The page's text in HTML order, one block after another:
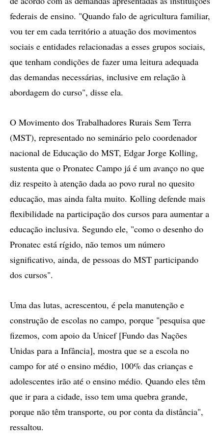
federais de ensino. "Quando falo de agricultura familiar,
vou ter em cada território a atuação dos movimentos
sociais e entidades relacionadas a esses grupos sociais,
que tenham condições de fazer uma leitura adequada
das demandas necessárias, inclusive em relação à
abordagem do curso", disse ela.
O Movimento dos Trabalhadores Rurais Sem Terra
(MST), representado no seminário pelo coordenador
nacional de Educação do MST, Edgar Jorge Kolling,
sustenta que o Pronatec Campo já é um avanço no que
diz respeito à atenção dada ao povo rural no quesito
educação, mas ainda falta muito. Kolling defende mais
flexibilidade na participação dos cursos para aumentar a
educação inclusiva. Segundo ele, "como o desenho do
Pronatec está rígido, não temos um número
significativo, ainda, de pessoas do MST participando
dos cursos".
Uma das lutas, acrescentou, é pela manutenção e
construção de escolas no campo, porque "pesquisa que
fizemos, com apoio da Unicef [Fundo das Nações
Unidas para a Infância], mostra que se a escola no
campo for até o ensino médio, 100% das crianças e
adolescentes irão até o ensino médio. Quando eles têm
que ir para a cidade, isso tem uma quebra grande,
porque não têm transporte, ou por conta da distância",
ressaltou.